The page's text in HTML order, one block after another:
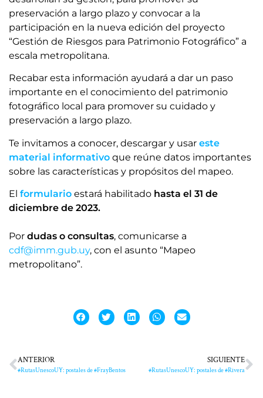
preservación a largo plazo y convocar a la
participación en la nueva edición del proyecto
“Gestión de Riesgos para Patrimonio Fotográfico” a
escala metropolitana.
Recabar esta información ayudará a dar un paso
importante en el conocimiento del patrimonio
fotográfico local para promover su cuidado y
preservación a largo plazo.
Te invitamos a conocer, descargar y usar este
material informativo que reúne datos importantes
sobre las características y propósitos del mapeo.
El formulario estará habilitado hasta el 31 de
diciembre de 2023.
Por dudas o consultas, comunicarse a
cdf@imm.gub.uy, con el asunto “Mapeo
metropolitano”.
ANTERIOR
#RutasUnescoUY: postales de #FrayBentos
SIGUIENTE
#RutasUnescoUY: postales de #Rivera